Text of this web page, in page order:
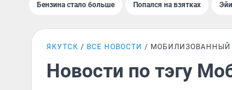
Бензина стало больше Попался на взятках
ЯКУТСК ВСЕ НОВОСТИ МОБИЛИЗОВАННЫЙ
Новости по тэгу